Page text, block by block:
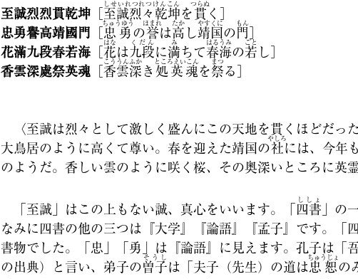
至誠烈烈貫乾坤 至誠烈々乾坤
しせいれつれつけんこん
を 貫
つらぬ
く］
忠勇譽高靖國門
忠勇
ちゅうゆう
の誉
ほまれ
は高
たか
し靖国
やすくに
の 門
もん
花滿九段春若海
花
はな
は 九段
くだん
に満
み
ちて春海
はるうみ
の若
ごと
し］
香雲深處祭英魂
香雲深
こううんふか
き 処英魂
ところえいこん
を祭
まつ
る］
〈至誠は烈々として激しく盛んにこの天地を貫くほどだっ
大鳥居のように高くて尊い。春を迎えた靖国の社
やしろ
には、今年
のようだ。香しい雲のように咲く桜、その奥深いところに英
「至誠」はこの上もない誠、真心をいいます。「 四書
ししょ
」の
なみに四書の他の三つは『大学』『論語』『孟子』です。「
書物でした。「忠」「勇」は『論語』に見えます。孔子は「
の出典）と言い、弟子の曽子
そうし
は「夫子（先生）の道は 忠恕
ちゅうじょ
の